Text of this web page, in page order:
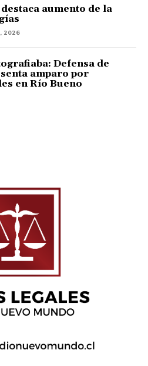
aumento de la
2026
Defensa de
amparo por
en Río Bueno